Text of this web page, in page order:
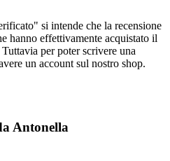
si intende che la recensione
hanno effettivamente acquistato il
per poter scrivere una
un account sul nostro shop.
Antonella